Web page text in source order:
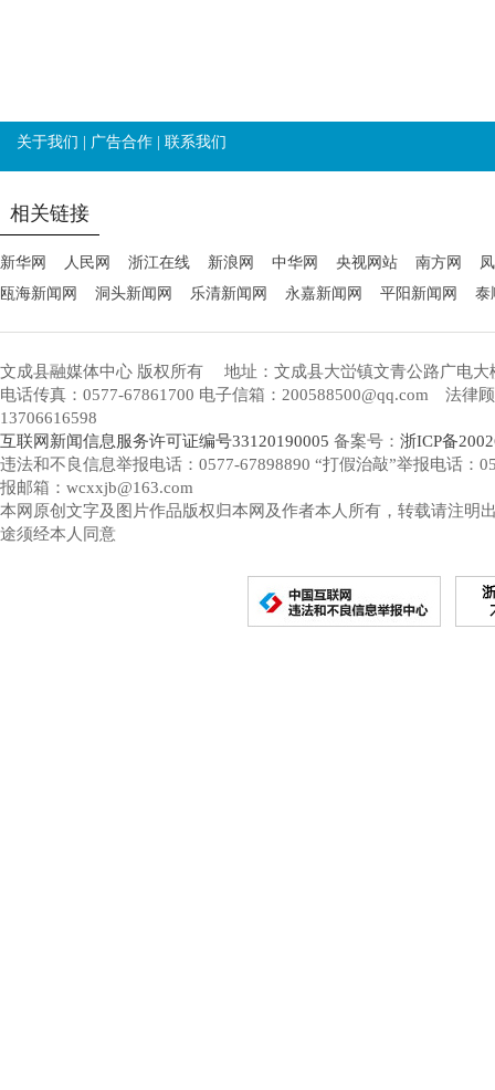
关于我们 广告合作 联系我们
相关链接
新华网 人民网 浙江在线 新浪网 中华网 央视网站 南方网
瓯海新闻网
洞头新闻网 乐清新闻网 永嘉新闻网 平阳新闻网 泰
文成县融媒体中心 版权所有
地址：文成县大峃镇文青公路广电大
电话传真：0577-67861700 电子信箱：200588500@qq.com 法律
13706616598
互联网新闻信息服务许可证编号33120190005 备案号： 浙ICP备
违法和不良信息举报电话：0577-67898890 “打假治敲”举报电话：
报邮箱：wcxxjb@163.com
本网原创文字及图片作品版权归本网及作者本人所有，转载请注明
途须经本人同意